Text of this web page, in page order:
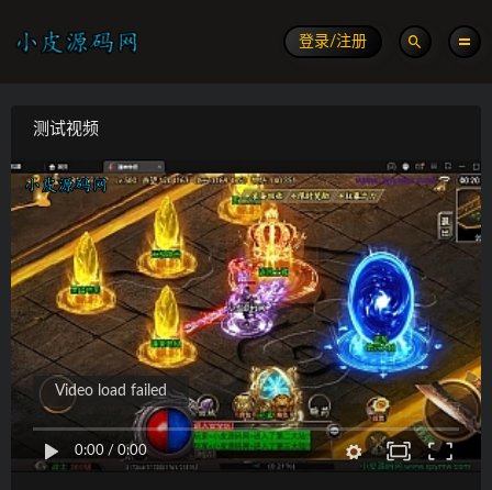
登录/注册
测试视频
0:00 / 0:00
Video load failed